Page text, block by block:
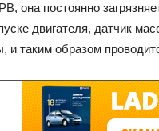
она постоянно
двигателя, датчик
и таким образом